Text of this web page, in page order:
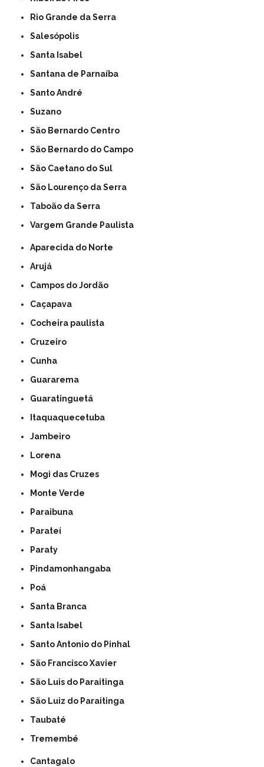
Rio Grande da Serra
Salesópolis
Santa Isabel
Santana de Parnaíba
Santo André
Suzano
São Bernardo Centro
São Bernardo do Campo
São Caetano do Sul
São Lourenço da Serra
Taboão da Serra
Vargem Grande Paulista
Aparecida do Norte
Arujá
Campos do Jordão
Caçapava
Cocheira paulista
Cruzeiro
Cunha
Guararema
Guaratinguetá
Itaquaquecetuba
Jambeiro
Lorena
Mogi das Cruzes
Monte Verde
Paraibuna
Parateí
Paraty
Pindamonhangaba
Poá
Santa Branca
Santa Isabel
Santo Antonio do Pinhal
São Francisco Xavier
São Luis do Paraitinga
São Luiz do Paraitinga
Taubaté
Tremembé
Cantagalo